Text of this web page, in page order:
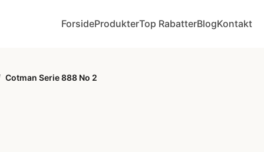
ForsideProdukterTop RabatterBlogKontakt
Cotman Serie 888 No 2